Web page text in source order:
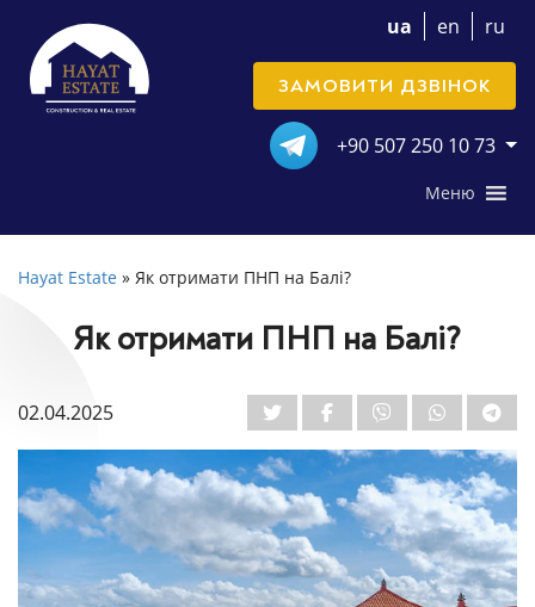
ua en ru
+90 507 250 10 73
ЗАМОВИТИ ДЗВІНОК
Меню
Hayat Estate » Як отримати ПНП на Балі?
Як отримати ПНП на Балі?
02.04.2025